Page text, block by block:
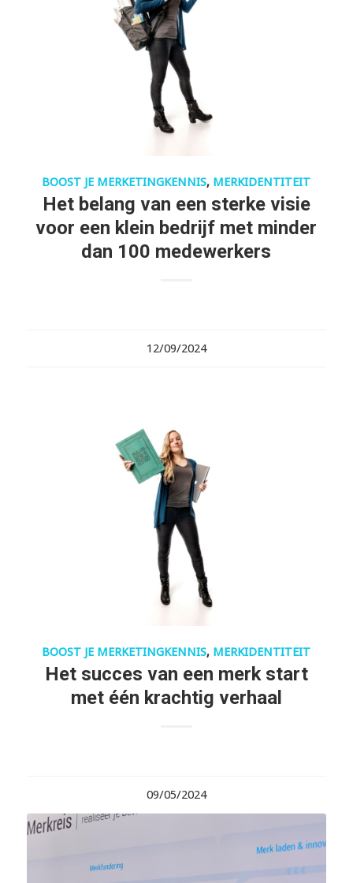
BOOST JE MERKETINGKENNIS, MERKIDENTITEIT
Het belang van een sterke visie
voor een klein bedrijf met minder
dan 100 medewerkers
12/09/2024
BOOST JE MERKETINGKENNIS, MERKIDENTITEIT
Het succes van een merk start
met één krachtig verhaal
09/05/2024